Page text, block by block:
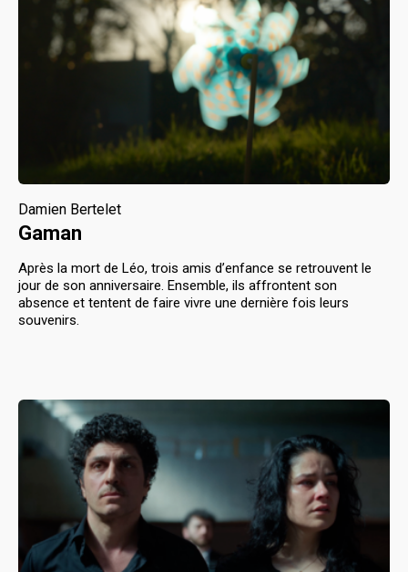
Damien Bertelet
Gaman
Après la mort de Léo, trois amis d’enfance se retrouvent le
jour de son anniversaire. Ensemble, ils affrontent son
absence et tentent de faire vivre une dernière fois leurs
souvenirs.